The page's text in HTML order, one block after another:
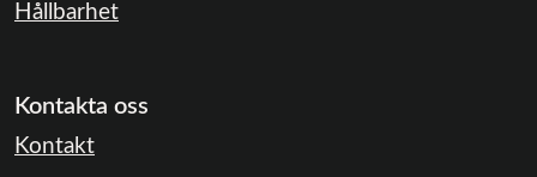
Hållbarhet
Kontakta oss
Kontakt